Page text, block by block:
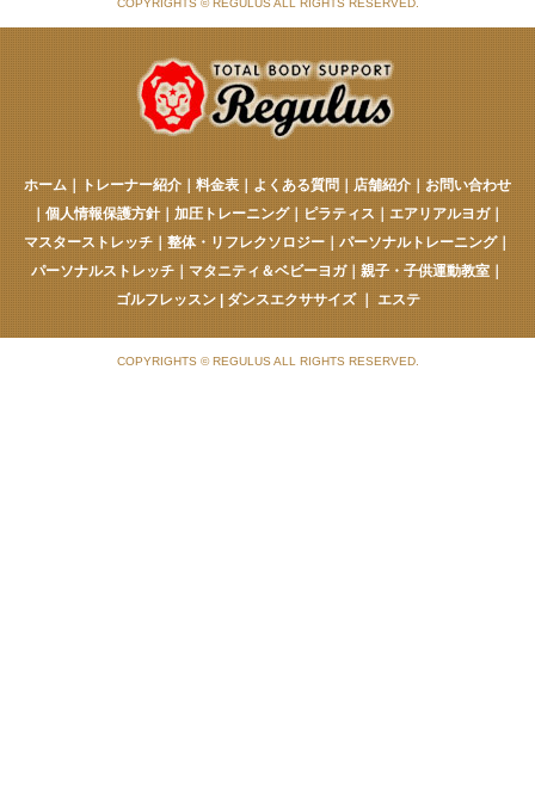
COPYRIGHTS © REGULUS ALL RIGHTS RESERVED.
ホーム トレーナー紹介 料金表 よくある質問 店舗紹介
お問い合わせ
個人情報保護方針｜ 加圧トレーニング｜ ピラティス エアリアルヨガ｜
マスターストレッチ
整体・リフレクソロジー パーソナルトレーニング｜
パーソナルストレッチ
マタニティ＆ベビーヨガ｜ 親子・子供運動教室
ゴルフレッスン| ダンスエクササイズ｜ エステ
COPYRIGHTS © REGULUS ALL RIGHTS RESERVED.